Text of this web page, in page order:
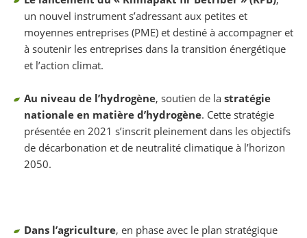
un nouvel instrument s’adressant aux petites et
moyennes entreprises (PME) et destiné à accompagner et
à soutenir les entreprises dans la transition énergétique
et l’action climat.
Au niveau de l’hydrogène, soutien de la stratégie
nationale en matière d’hydrogène. Cette stratégie
présentée en 2021 s’inscrit pleinement dans les objectifs
de décarbonation et de neutralité climatique à l’horizon
2050.
Dans l’agriculture, en phase avec le plan stratégique